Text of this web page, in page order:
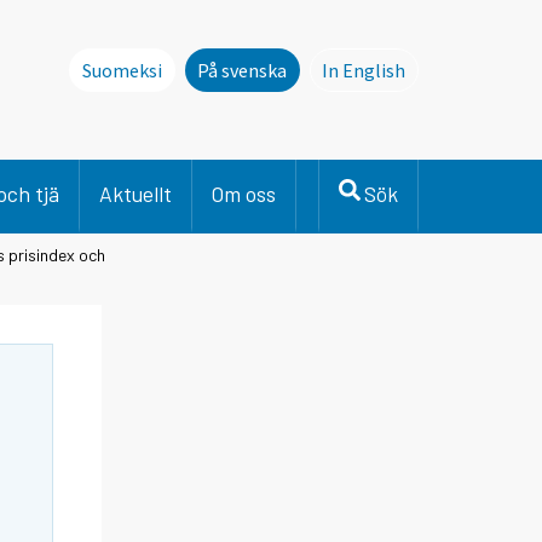
Suomeksi På svenska
In English
tjä Aktuellt Om oss Sök
prisindex och